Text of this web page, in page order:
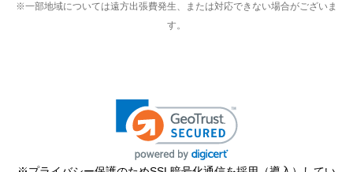
※一部地域については遠方出張費発生、または対応できない場合がございま
す。